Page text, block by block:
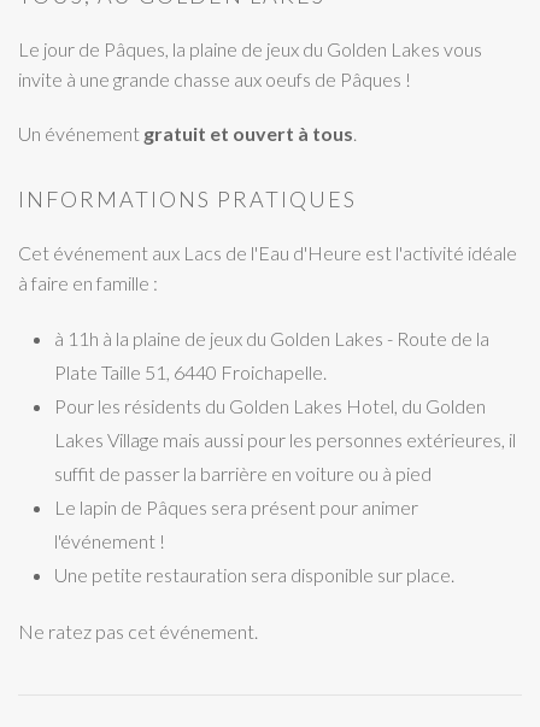
Le jour de Pâques, la plaine de jeux du Golden Lakes vous
invite à une grande chasse aux oeufs de Pâques !
Un événement gratuit et ouvert à tous.
INFORMATIONS PRATIQUES
Cet événement aux Lacs de l'Eau d'Heure est l'activité idéale
à faire en famille :
à 11h à la plaine de jeux du Golden Lakes - Route de la
Plate Taille 51, 6440 Froichapelle.
Pour les résidents du Golden Lakes Hotel, du Golden
Lakes Village mais aussi pour les personnes extérieures, il
suffit de passer la barrière en voiture ou à pied
Le lapin de Pâques sera présent pour animer
l'événement !
Une petite restauration sera disponible sur place.
Ne ratez pas cet événement.